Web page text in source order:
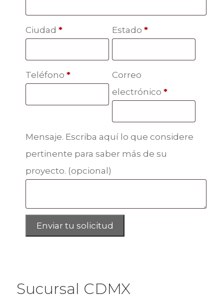
Ciudad * Estado *
Teléfono *
Correo
electrónico *
Mensaje. Escriba aquí lo que considere
pertinente para saber más de su
proyecto. (opcional)
Sucursal CDMX